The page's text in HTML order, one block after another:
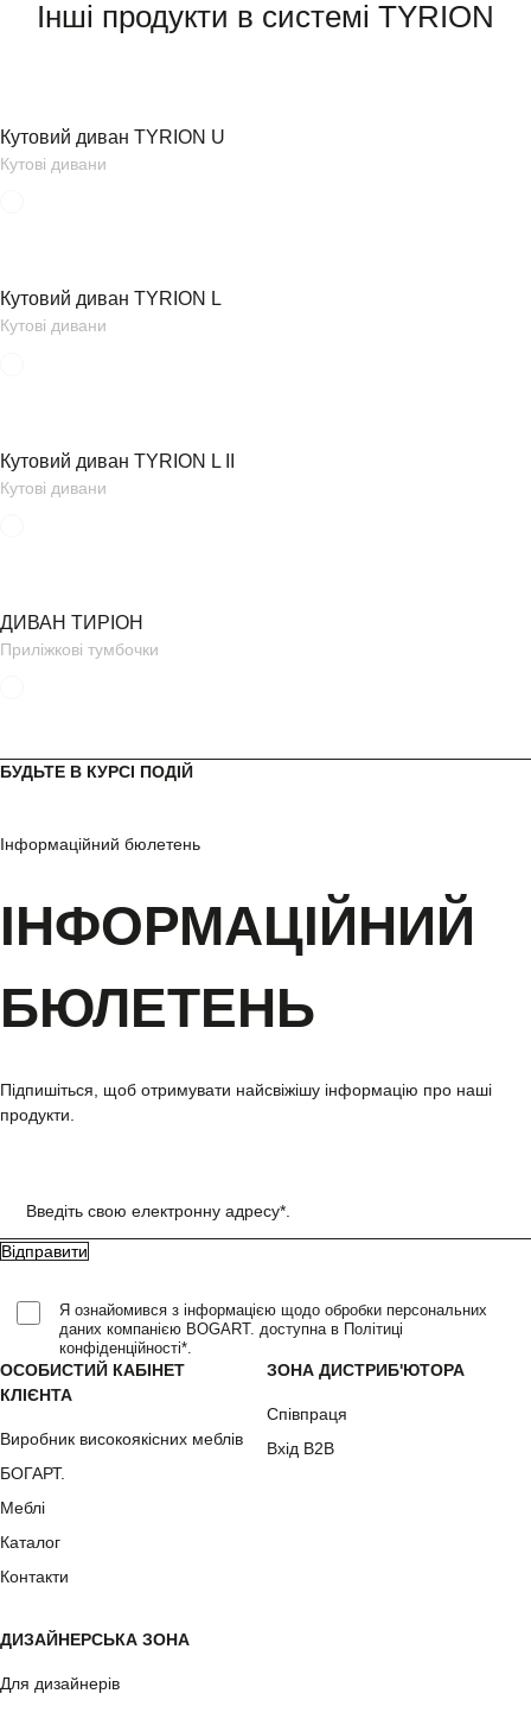
Інші продукти в системі TYRION
Кутовий диван TYRION U
Кутові дивани
Кутовий диван TYRION L
Кутові дивани
Кутовий диван TYRION L II
Кутові дивани
ДИВАН ТИРІОН
Приліжкові тумбочки
ОСОБИСТИЙ КАБІНЕТ
КЛІЄНТА
Виробник високоякісних меблів
БОГАРТ.
Меблі
Каталог
Контакти
ЗОНА ДИСТРИБ'ЮТОРА
Співпраця
Вхід B2B
ДИЗАЙНЕРСЬКА ЗОНА
Для дизайнерів
БУДЬТЕ В КУРСІ ПОДІЙ
Інформаційний бюлетень
ІНФОРМАЦІЙНИЙ
БЮЛЕТЕНЬ
Підпишіться, щоб отримувати найсвіжішу інформацію про наші
продукти.
Введіть свою електронну адресу*.
Я ознайомився з інформацією щодо обробки персональних
даних компанією BOGART. доступна в Політиці
конфіденційності*.